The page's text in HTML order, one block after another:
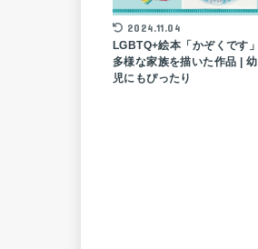
2024.11.04
LGBTQ+絵本「かぞくです」
多様な家族を描いた作品 | 幼
児にもぴったり